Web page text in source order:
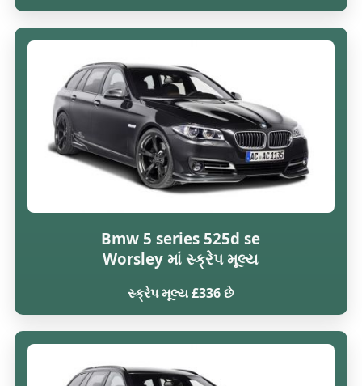
Bmw 5 series 525d se
Worsley માં સ્ક્રેપ મૂલ્ય
સ્ક્રેપ મૂલ્ય £336 છે